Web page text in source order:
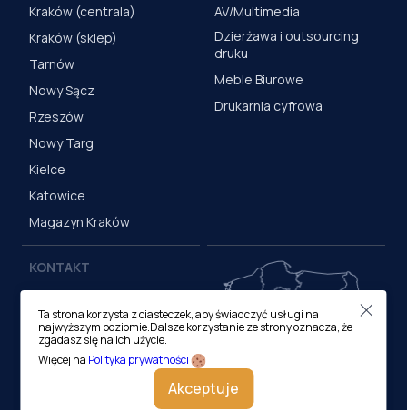
Kraków (centrala)
Kraków (sklep)
Tarnów
Nowy Sącz
Rzeszów
Nowy Targ
Kielce
Katowice
Magazyn Kraków
AV/Multimedia
Dzierżawa i outsourcing
druku
Meble Biurowe
Drukarnia cyfrowa
KONTAKT
ul. M. Medweckiego 17, 31-
870 Kraków
tel.:12 413 20 00
biuro@lobos.pl
Ta strona korzysta z ciasteczek, aby świadczyć usługi na
najwyższym poziomie.Dalsze korzystanie ze strony oznacza, że
zgadasz się na ich użycie.
Więcej na Polityka prywatności
Akceptuje